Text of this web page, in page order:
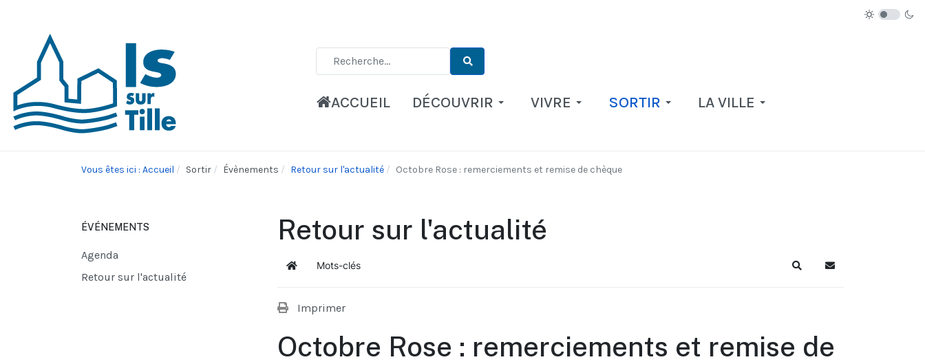
ACCUEIL DÉCOUVRIR VIVRE SORTIR LA VILLE
Vous êtes ici : Accueil Sortir Évènements Retour sur l'actualité Octobre Rose : remerciements et remise de chèque
Retour sur l'actualité
AccueilMots-clés RechercheS'abonner au blog
Imprimer
Octobre Rose : remerciements et remise de
ÉVÉNEMENTS
Agenda
Retour sur l'actualité